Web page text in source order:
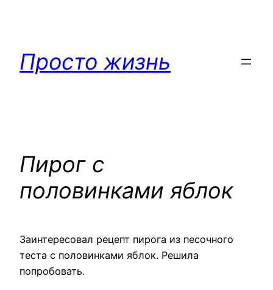
Просто жизнь
Пирог с
половинками яблок
Заинтересовал рецепт пирога из песочного
теста с половинками яблок. Решила
попробовать.